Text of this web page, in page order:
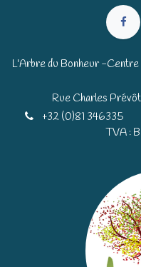
L'Arbre du Bonheur -
Rue Charles
+32 (0)81 346335
TVA :